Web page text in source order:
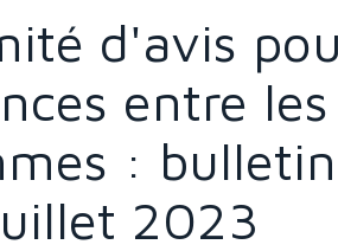
d'avis
entre
:
2023